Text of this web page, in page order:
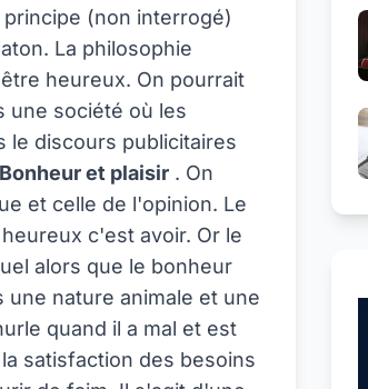
(non interrogé)
La philosophie
heureux. On pourrait
une société où les
le discours publicitaires
et plaisir . On
et celle de l'opinion. Le
c'est avoir. Or le
alors que le bonheur
nature animale et une
quand il a mal et est
satisfaction des besoins